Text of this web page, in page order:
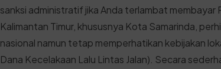
sanksi administratif jika Anda terlambat membayar
Kalimantan Timur, khususnya Kota Samarinda,
nasional namun tetap memperhatikan kebijakan
Dana Kecelakaan Lalu Lintas Jalan). Secara